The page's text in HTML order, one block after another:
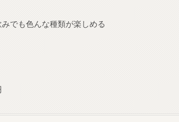
でも色んな種類が楽しめる